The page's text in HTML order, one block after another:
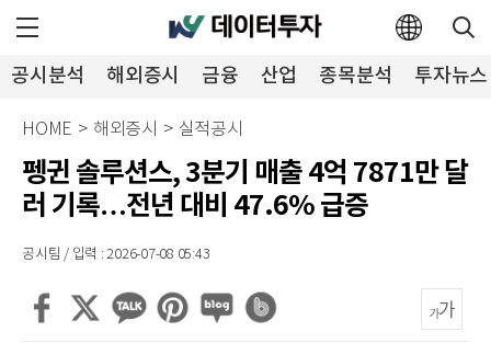
공시분석 해외증시 금융 산업 종목분석 투자뉴스
HOME > 해외증시 > 실적공시
펭귄 솔루션스, 3분기 매출 4억 7871만 달
러 기록…전년 대비 47.6% 급증
공시팀 / 입력 : 2026-07-08 05:43